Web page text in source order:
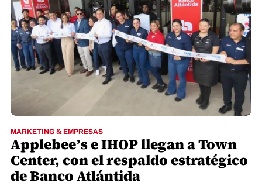
MARKETING & EMPRESAS
Applebee’s e IHOP llegan a Town
Center, con el respaldo estratégico
de Banco Atlántida